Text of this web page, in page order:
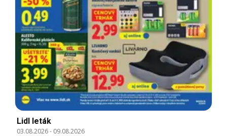
Lidl leták
03.08.2026- 09.08.2026